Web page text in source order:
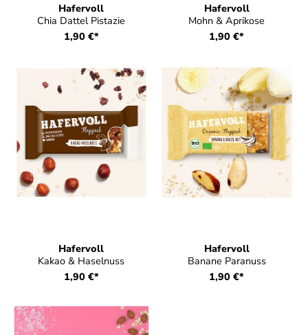
Hafervoll
Chia Dattel Pistazie
1,90 €*
Hafervoll
Mohn & Aprikose
1,90 €*
Hafervoll
Kakao & Haselnuss
1,90 €*
Hafervoll
Banane Paranuss
1,90 €*